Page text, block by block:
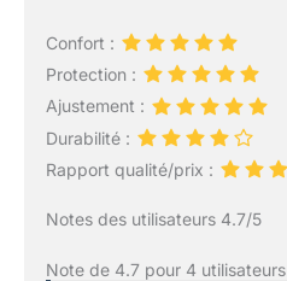
Confort :
Protection :
Ajustement :
Durabilité :
Rapport qualité/prix :
Notes des utilisateurs 4.7/5
Note de 4.7 pour 4 utilisateurs